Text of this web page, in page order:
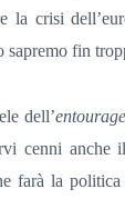
la crisi
fin
dell’entourage
cenni anche
farà la